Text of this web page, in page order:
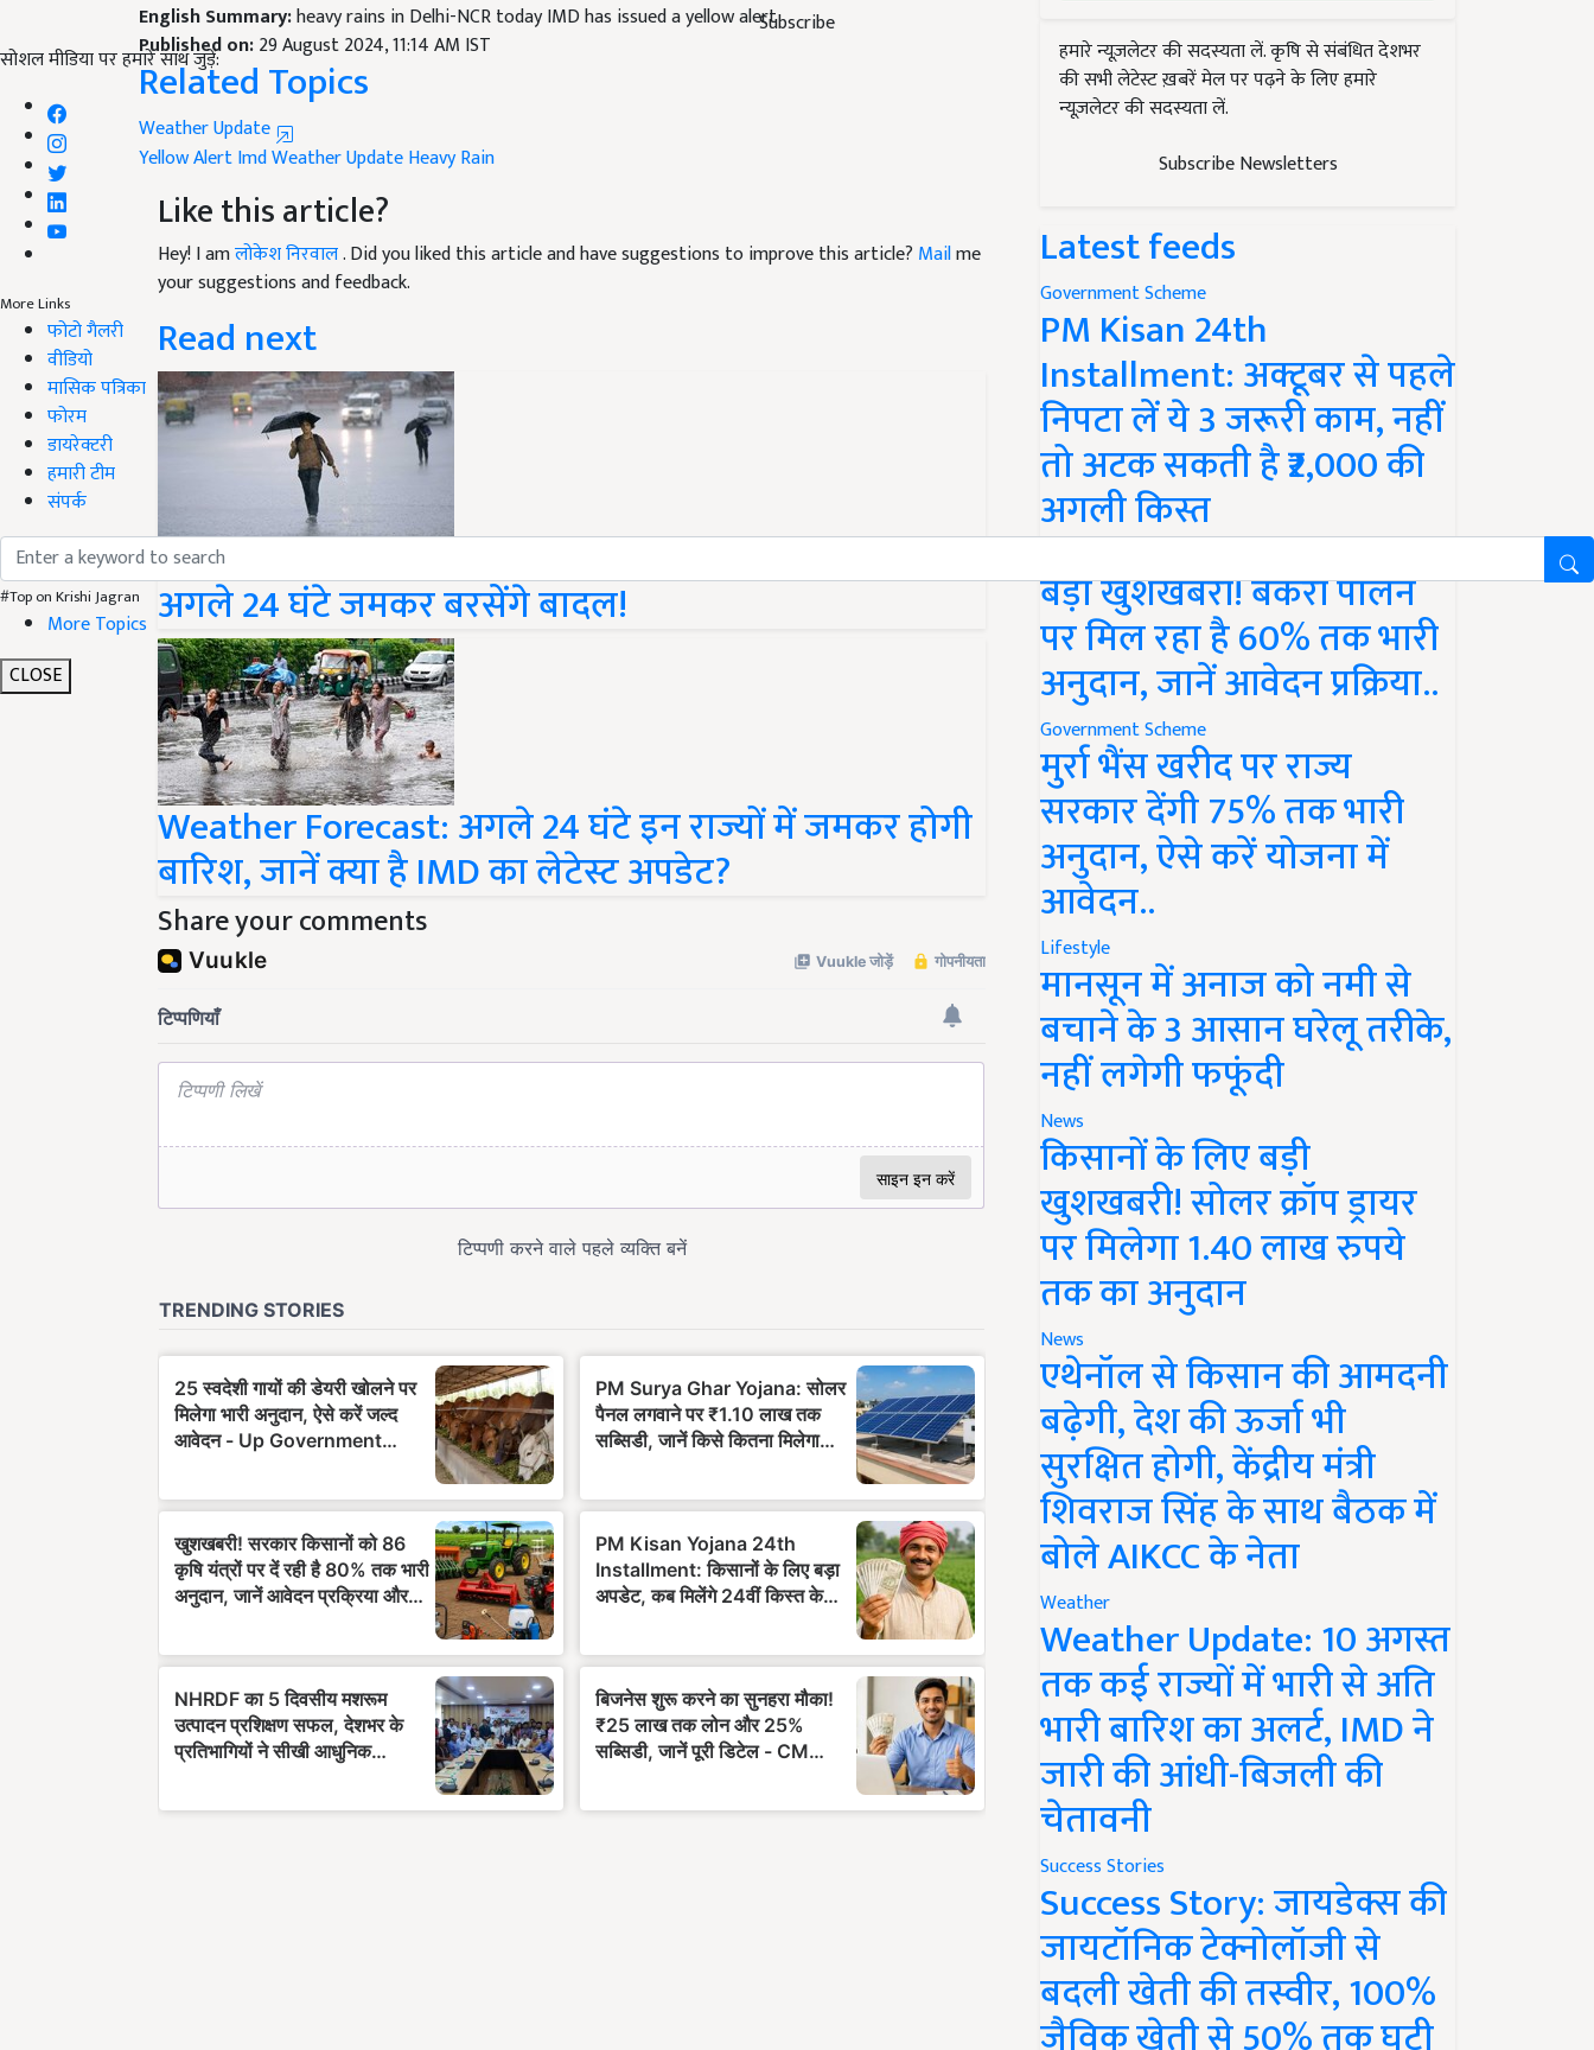
Subscribe
सोशल मीडिया पर हमारे साथ जुड़ें:
More Links
फोटो गैलरी
वीडियो
मासिक पत्रिका
फोरम
डायरेक्टरी
हमारी टीम
संपर्क
#Top on Krishi Jagran
More Topics
CLOSE
Published on:29 August 2024, 11:14 AM IST
Related Topics
Weather Update
Yellow AlertImd Weather Update
Like this article?
Hey! I amलोकेश निरवाल. Did you liked this article and have suggestions to improve this article?
your suggestions and feedback.
Read next
IMD Update: देश के इन 7 राज्यों में भारी बारिश का अलर्ट,
अगले 24 घंटे जमकर बरसेंगे बादल!
Weather Forecast: अगले 24 घंटे इन राज्यों में जमकर होगी
बारिश, जानें क्या है IMD का लेटेस्ट अपडेट?
Share your comments
हमारे न्यूज़लेटर की सदस्यता लें. कृषि से संबंधित देशभर
की सभी लेटेस्ट ख़बरें मेल पर पढ़ने के लिए हमारे
न्यूज़लेटर की सदस्यता लें.
Subscribe Newsletters
Latest feeds
Government Scheme
PM Kisan 24th
Installment: अक्टूबर से पहले
निपटा लें ये 3 जरूरी काम, नहीं
तो अटक सकती है ₹2,000 की
अगली किस्त
बड़ी खुशखबरी! बकरी पालन
पर मिल रहा है 60% तक भारी
अनुदान, जानें आवेदन प्रक्रिया..
Government Scheme
मुर्रा भैंस खरीद पर राज्य
सरकार देंगी 75% तक भारी
अनुदान, ऐसे करें योजना में
आवेदन..
Lifestyle
मानसून में अनाज को नमी से
बचाने के 3 आसान घरेलू तरीके,
नहीं लगेगी फफूंदी
News
किसानों के लिए बड़ी
खुशखबरी! सोलर क्रॉप ड्रायर
पर मिलेगा 1.40 लाख रुपये
तक का अनुदान
News
एथेनॉल से किसान की आमदनी
बढ़ेगी, देश की ऊर्जा भी
सुरक्षित होगी, केंद्रीय मंत्री
शिवराज सिंह के साथ बैठक में
बोले AIKCC के नेता
Weather
Weather Update: 10 अगस्त
तक कई राज्यों में भारी से अति
भारी बारिश का अलर्ट, IMD ने
जारी की आंधी-बिजली की
चेतावनी
Success Stories
Success Story: जायडेक्स की
जायटॉनिक टेक्नोलॉजी से
बदली खेती की तस्वीर, 100%